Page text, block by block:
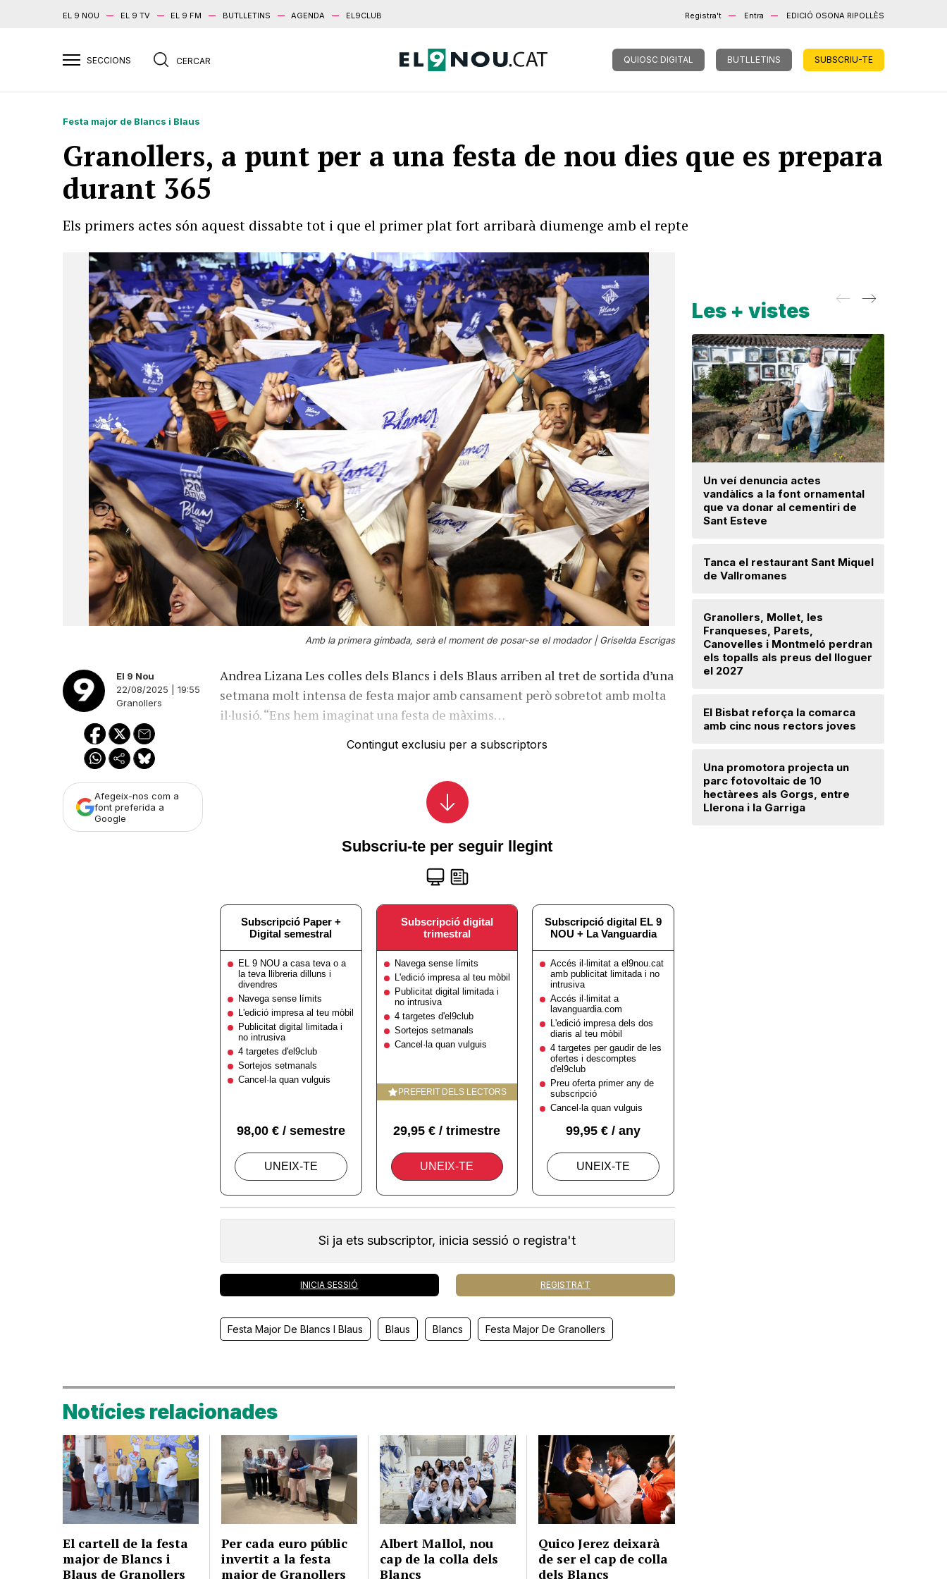
EL 9 NOU EL 9 TV EL 9 FM BUTLLETINS AGENDA EL9CLUB Registra't Entra EDICIÓ OSONA RIPOLLÈS
QUIOSC DIGITAL BUTLLETINS SUBSCRIU-TE
Festa major de Blancs i Blaus
Granollers, a punt per a una festa de nou dies que es prepara
durant 365
Els primers actes són aquest dissabte tot i que el primer plat fort arribarà diumenge amb el repte
Amb la primera gimbada, serà el moment de posar-se el modador |Griselda Escrigas
El 9 Nou
22/08/2025 | 19:55
Granollers
Afegeix-nos com a
font preferida a
Google
Andrea Lizana Les colles dels Blancs i dels Blaus arriben al tret de sortida d’una
setmana molt intensa de festa major amb cansament però sobretot amb molta
il·lusió. “Ens hem imaginat una festa de màxims…
Contingut exclusiu per a subscriptors
Si ja ets subscriptor, inicia sessió o registra't
INICIA SESSIÓ REGISTRA'T
Festa Major De Blancs I Blaus Blaus Blancs Festa Major De Granollers
Notícies relacionades
El cartell de la festa
major de Blancs i
Blaus de Granollers
Per cada euro públic
invertit a la festa
major de Granollers
Albert Mallol, nou
cap de la colla dels
Blancs
Quico Jerez deixarà
de ser el cap de colla
dels Blancs
Les + vistes
Un veí denuncia actes
vandàlics a la font ornamental
que va donar al cementiri de
Sant Esteve
Tanca el restaurant Sant Miquel
de Vallromanes
Granollers, Mollet, les
Franqueses, Parets,
Canovelles i Montmeló perdran
els topalls als preus del lloguer
el 2027
El Bisbat reforça la comarca
amb cinc nous rectors joves
Una promotora projecta un
parc fotovoltaic de 10
hectàrees als Gorgs, entre
Llerona i la Garriga